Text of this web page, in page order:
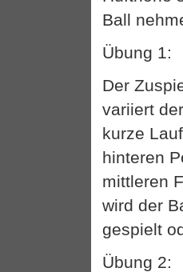
Ball
Übung 1:
Der
variiert
kurze
hinteren
mittleren
wird der
gespielt
Übung 2: